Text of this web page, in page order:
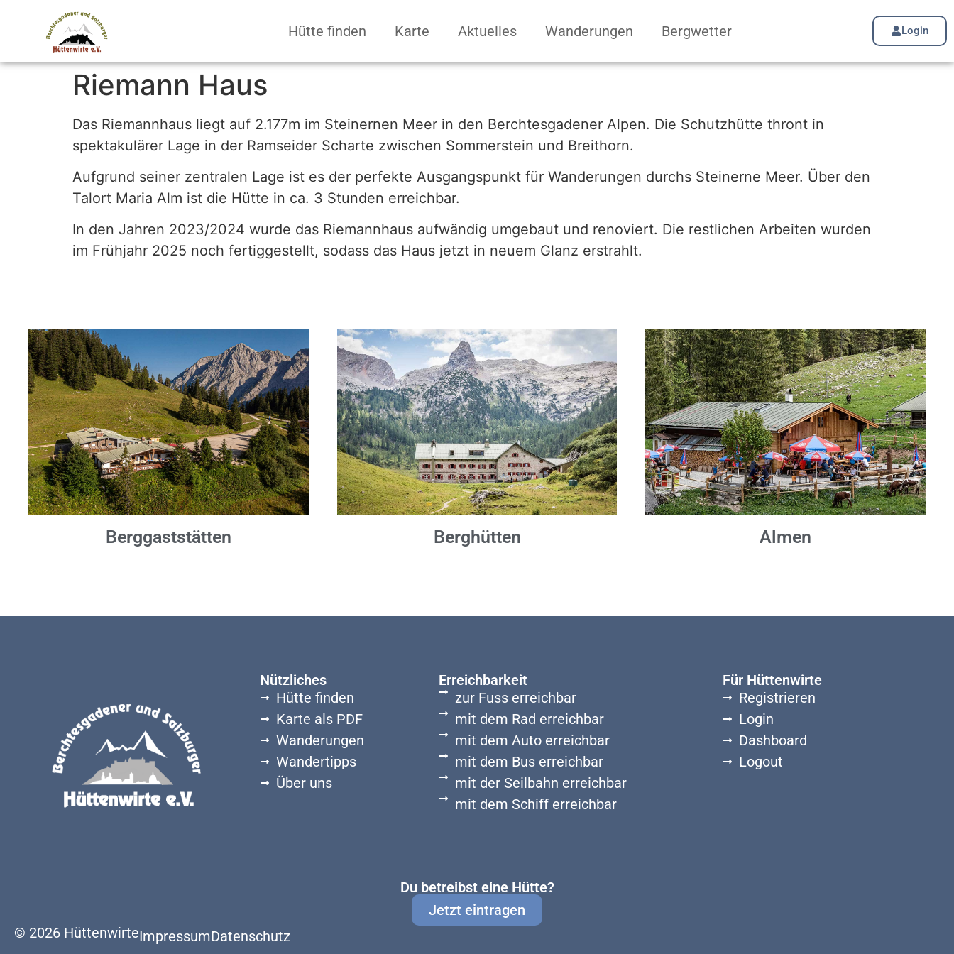
Hütte finden Karte Aktuelles Wanderungen Bergwetter Login
Riemann Haus
Das Riemannhaus liegt auf 2.177m im Steinernen Meer in den Berchtesgadener Alpen. Die Schutzhütte thront in
spektakulärer Lage in der Ramseider Scharte zwischen Sommerstein und Breithorn.
Aufgrund seiner zentralen Lage ist es der perfekte Ausgangspunkt für Wanderungen durchs Steinerne Meer. Über den
Talort Maria Alm ist die Hütte in ca. 3 Stunden erreichbar.
In den Jahren 2023/2024 wurde das Riemannhaus aufwändig umgebaut und renoviert. Die restlichen Arbeiten wurden
im Frühjahr 2025 noch fertiggestellt, sodass das Haus jetzt in neuem Glanz erstrahlt.
Berggaststätten Berghütten Almen
Nützliches
Hütte finden
Karte als PDF
Wanderungen
Wandertipps
Über uns
Erreichbarkeit
zur Fuss erreichbar
mit dem Rad erreichbar
mit dem Auto erreichbar
mit dem Bus erreichbar
mit der Seilbahn erreichbar
mit dem Schiff erreichbar
Für Hüttenwirte
Registrieren
Login
Dashboard
Logout
Du betreibst eine Hütte?
Jetzt eintragen
© 2026 HüttenwirteImpressumDatenschutz